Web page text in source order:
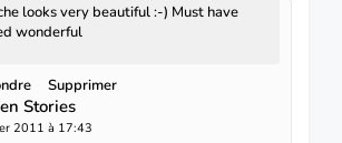
looks very beautiful :-) Must have
wonderful
Supprimer
Stories
2011 à 17:43